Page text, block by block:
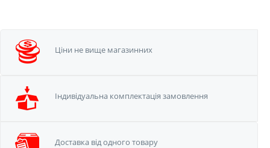
Ціни не вище магазинних
Iндивідуальна комплектація замовлення
Доставка від одного товару